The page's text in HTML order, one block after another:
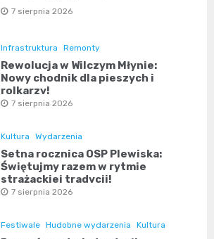
7 sierpnia 2026
Infrastruktura Remonty
Rewolucja w Wilczym Młynie:
Nowy chodnik dla pieszych i
rolkarzy!
7 sierpnia 2026
Kultura Wydarzenia
Setna rocznica OSP Plewiska:
Świętujmy razem w rytmie
strażackiej tradycji!
7 sierpnia 2026
Festiwale Hudobne wydarzenia Kultura